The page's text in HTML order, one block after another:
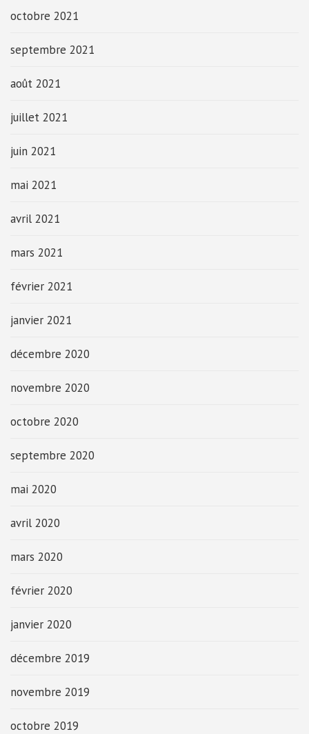
octobre 2021
septembre 2021
août 2021
juillet 2021
juin 2021
mai 2021
avril 2021
mars 2021
février 2021
janvier 2021
décembre 2020
novembre 2020
octobre 2020
septembre 2020
mai 2020
avril 2020
mars 2020
février 2020
janvier 2020
décembre 2019
novembre 2019
octobre 2019